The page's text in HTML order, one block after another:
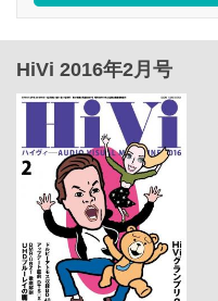
HiVi 2016年2月号